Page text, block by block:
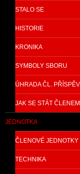
STALO SE
HISTORIE
KRONIKA
SYMBOLY SBORU
ÚHRADA ČL.
JAK SE STÁT
JEDNOTKA
ČLENOVÉ JEDNOTKY
TECHNIKA